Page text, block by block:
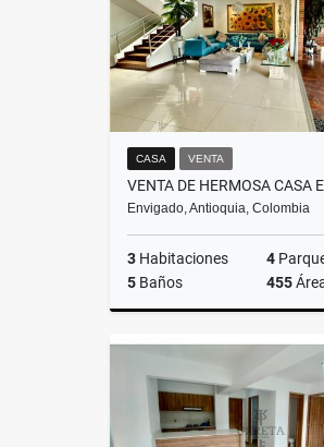
CASA VENTA
Envigado, Antioquia, Colombia
3 Habitaciones 4
5 Baños 455